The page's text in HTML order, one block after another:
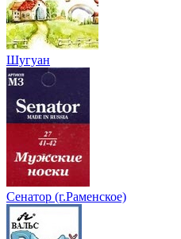
Шугуан
Сенатор (г.Раменское)